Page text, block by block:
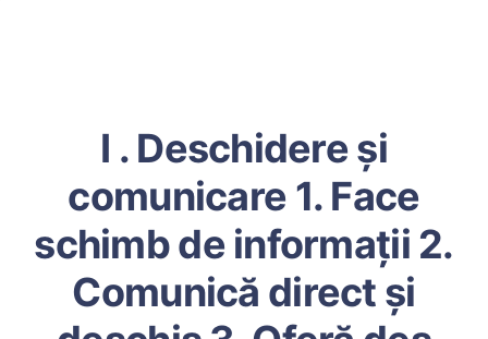
I . Deschidere și
comunicare 1. Face
schimb de informații 2.
Comunică direct și